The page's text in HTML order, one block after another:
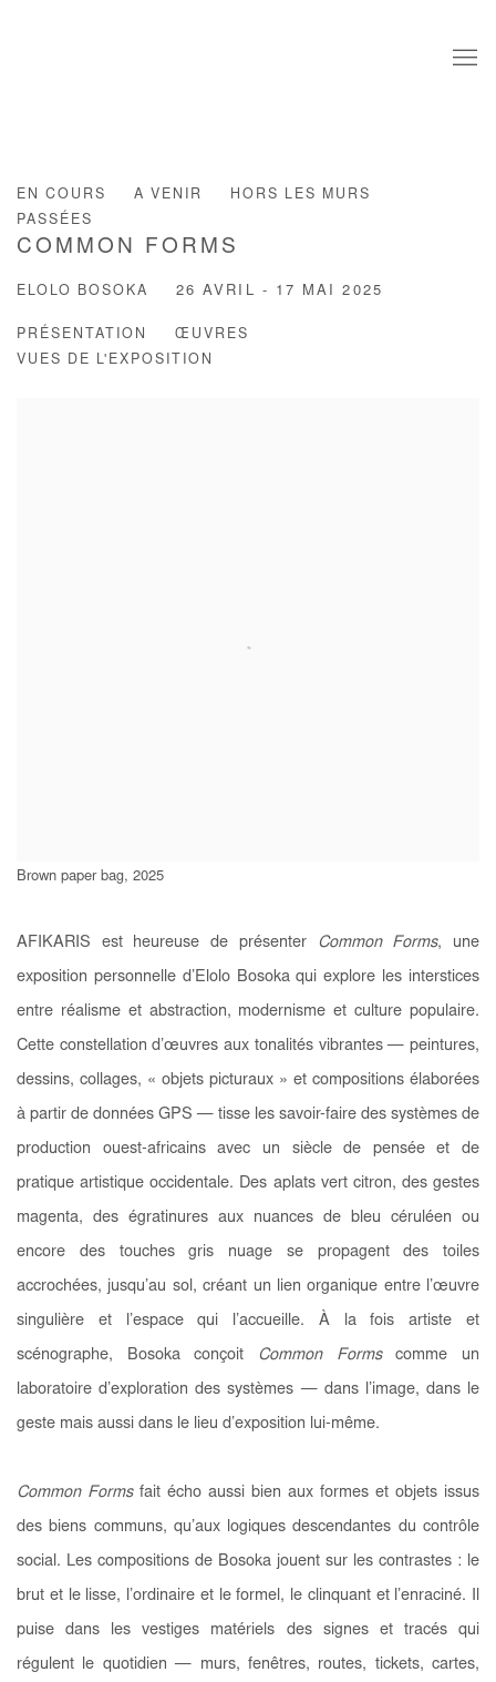
EN COURS A VENIR
HORS LES MURS
PASSÉES
COMMON FORMS
ELOLO BOSOKA 26 AVRIL - 17 MAI 2025
PRÉSENTATION
ŒUVRES
VUES DE L'EXPOSITION
Brown paper bag, 2025
AFIKARIS est heureuse de présenter Common Forms, une
exposition personnelle d’Elolo Bosoka qui explore les interstices
entre réalisme et abstraction, modernisme et culture populaire.
Cette constellation d’œuvres aux tonalités vibrantes — peintures,
dessins, collages, « objets picturaux » et compositions élaborées
à partir de données GPS — tisse les savoir-faire des systèmes de
production ouest-africains avec un siècle de pensée et de
pratique artistique occidentale. Des aplats vert citron, des gestes
magenta, des égratinures aux nuances de bleu céruléen ou
encore des touches gris nuage se propagent des toiles
accrochées, jusqu’au sol, créant un lien organique entre l’œuvre
singulière et l’espace qui l’accueille. À la fois artiste et
scénographe, Bosoka conçoit Common Formscomme un
laboratoire d’exploration des systèmes — dans l’image, dans le
geste mais aussi dans le lieu d’exposition lui-même.
Common Formsfait écho aussi bien aux formes et objets issus
des biens communs, qu’aux logiques descendantes du contrôle
social. Les compositions de Bosoka jouent sur les contrastes : le
brut et le lisse, l’ordinaire et le formel, le clinquant et l’enraciné. Il
puise dans les vestiges matériels des signes et tracés qui
régulent le quotidien — murs, fenêtres, routes, tickets, cartes,